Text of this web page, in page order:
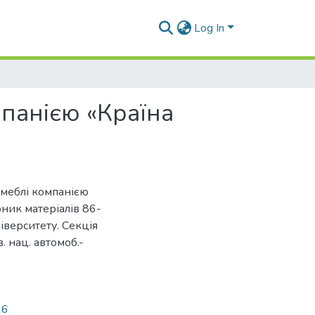
Log In
«Країна
компанією
матеріалів 86-
Секція
нац. автомоб.-